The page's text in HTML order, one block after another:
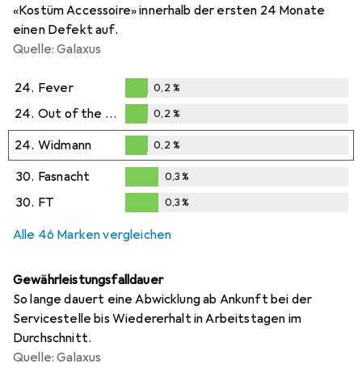
«Kostüm Accessoire» innerhalb der ersten 24 Monate
einen Defekt auf.
Quelle: Galaxus
24. Fever
0,2%
0,2 %
24. Out of the blue
0,2%
0,2 %
24. Widmann
0,2%
0,2 %
30. Fasnacht
0,3%
0,3%
30. FT 0,3%
Alle 46 Marken vergleichen
Gewährleistungsfalldauer
So lange dauert eine Abwicklung ab Ankunft bei der
Servicestelle bis Wiedererhalt in Arbeitstagen im
Durchschnitt.
Quelle: Galaxus